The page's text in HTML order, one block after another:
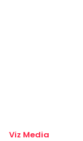
Viz Media